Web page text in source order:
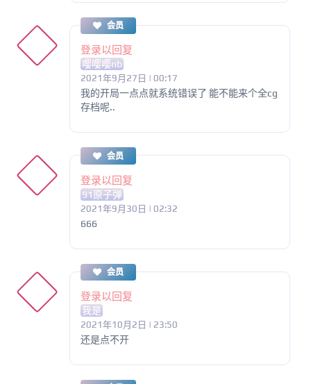
会员
登录以回复
嘤嘤嘤nb
2021年9月27日 | 00:17
我的开局一点点就系统错误了 能不能来个全cg
存档呢..
会员
登录以回复
91原子弹
2021年9月30日 | 02:32
666
会员
登录以回复
我是
2021年10月2日 | 23:50
还是点不开